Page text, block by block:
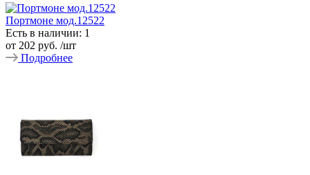
Портмоне мод.12522
Есть в наличии: 1
от 202 руб. /шт
Подробнее